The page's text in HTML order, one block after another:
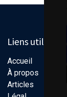
Liens utiles
Accueil
À propos
Articles